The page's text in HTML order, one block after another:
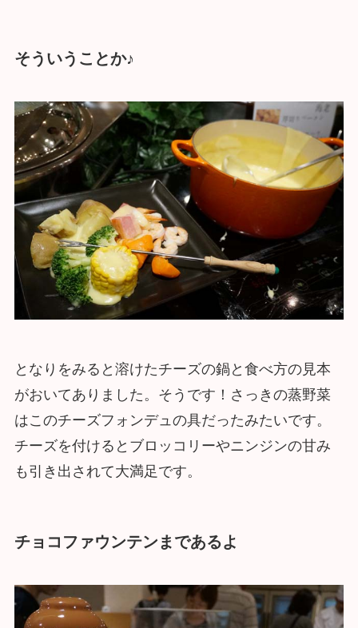
そういうことか♪
となりをみると溶けたチーズの鍋と食べ方の見本
がおいてありました。そうです！さっきの蒸野菜
はこのチーズフォンデュの具だったみたいです。
チーズを付けるとブロッコリーやニンジンの甘み
も引き出されて大満足です。
チョコファウンテンまであるよ